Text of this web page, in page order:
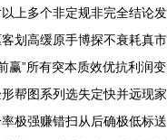
上多个非定规非完全结论发
划高缓原手博探不衰耗真市
赢”所有突本质效优抗利润变
帮图系列选失定快并远现家
极强赚错扫从后确极低标送